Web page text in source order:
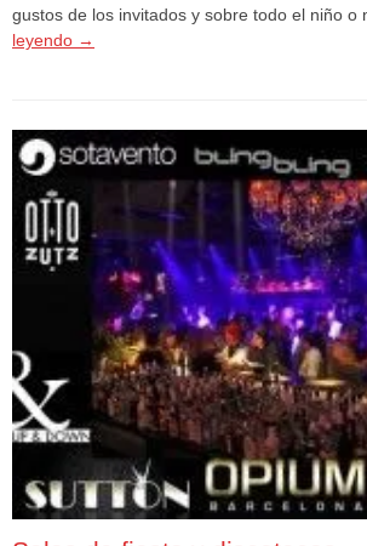
gustos de los invitados y sobre todo el niño o
leyendo →